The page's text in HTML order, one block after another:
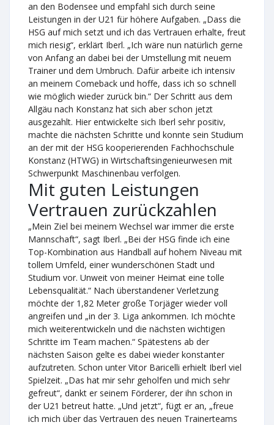
an den Bodensee und empfahl sich durch seine
Leistungen in der U21 für höhere Aufgaben. „Dass die
HSG auf mich setzt und ich das Vertrauen erhalte, freut
mich riesig“, erklärt Iberl. „Ich wäre nun natürlich gerne
von Anfang an dabei bei der Umstellung mit neuem
Trainer und dem Umbruch. Dafür arbeite ich intensiv
an meinem Comeback und hoffe, dass ich so schnell
wie möglich wieder zurück bin.“ Der Schritt aus dem
Allgäu nach Konstanz hat sich aber schon jetzt
ausgezahlt. Hier entwickelte sich Iberl sehr positiv,
machte die nächsten Schritte und konnte sein Studium
an der mit der HSG kooperierenden Fachhochschule
Konstanz (HTWG) in Wirtschaftsingenieurwesen mit
Schwerpunkt Maschinenbau verfolgen.
Mit guten Leistungen
Vertrauen zurückzahlen
„Mein Ziel bei meinem Wechsel war immer die erste
Mannschaft“, sagt Iberl. „Bei der HSG finde ich eine
Top-Kombination aus Handball auf hohem Niveau mit
tollem Umfeld, einer wunderschönen Stadt und
Studium vor. Unweit von meiner Heimat eine tolle
Lebensqualität.“ Nach überstandener Verletzung
möchte der 1,82 Meter große Torjäger wieder voll
angreifen und „in der 3. Liga ankommen. Ich möchte
mich weiterentwickeln und die nächsten wichtigen
Schritte im Team machen.“ Spätestens ab der
nächsten Saison gelte es dabei wieder konstanter
aufzutreten. Schon unter Vitor Baricelli erhielt Iberl viel
Spielzeit. „Das hat mir sehr geholfen und mich sehr
gefreut“, dankt er seinem Förderer, der ihn schon in
der U21 betreut hatte. „Und jetzt“, fügt er an, „freue
ich mich über das Vertrauen des neuen Trainerteams